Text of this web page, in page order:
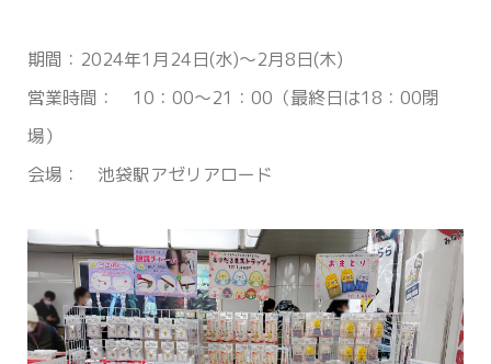
期間：2024年1月24日(水)〜2月8日(木)
営業時間： 10：00〜21：00（最終日は18：00閉
場）
会場： 池袋駅アゼリアロード